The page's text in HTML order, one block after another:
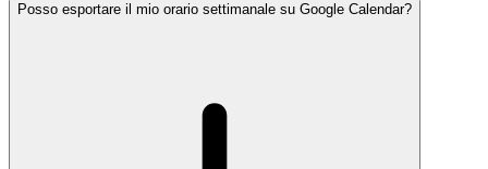
Posso esportare il mio orario settimanale su Google Calendar?